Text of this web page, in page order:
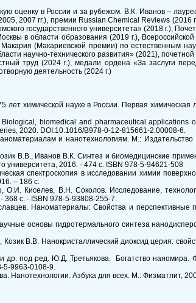
оценку в России и за рубежом. В.К. Иванов –
2007 гг.), премии Russian Chemical Reviews
государственного университета» (2018 г.),
в области образования (2019 г.),
(Макариевской премии) по естественным
научно-технического развития» (2021),
труд (2024 г.), медали ордена «За заслуги
деятельность (2024 г.)
лет химической науке в России. Первая
Biological, biomedical and pharmaceutical applications
2020. DOI:10.1016/B978-0-12-815661-2.00008-6.
и нанотехнологиям. М.: Издательство
В.В., Иванов В.К. Синтез и биомедицинские
университета, 2016. - 474 с. ISBN 978-5-94621-508
спектроскопия в исследовании химии
– 186 с.
О.И. Киселев, В.Н. Соколов. Исследование,
368 с. - ISBN 978-5-93808-255-7.
Наноматериалы: Свойства и
основы гидротермального синтеза
В.В. Нанокристаллический диоксид церия:
др. под ред. Ю.Д. Третьякова. Богатство
5-9963-0108-9.
Нанотехнологии. Азбука для всех. М.: Физматлит,